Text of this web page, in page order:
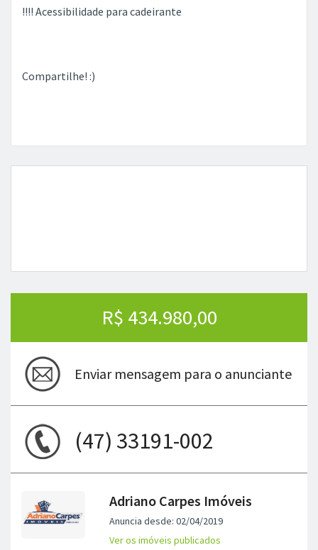
!!!! Acessibilidade para cadeirante
Compartilhe! :)
R$ 434.980,00
Enviar mensagem para o anunciante
(47) 33191-002
Adriano Carpes Imóveis
Anuncia desde: 02/04/2019
Ver os imóveis publicados